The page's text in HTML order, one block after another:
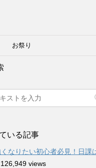
お祭り
いる記事
なりたい初心者必見！日課
views